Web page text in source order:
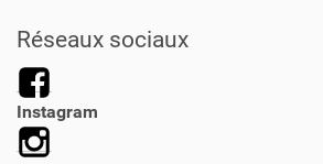
Réseaux sociaux
Instagram